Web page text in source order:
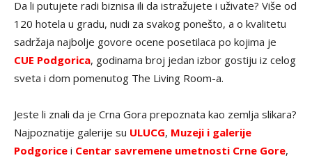
Da li putujete radi biznisa ili da istražujete i uživate? Više od
120 hotela u gradu, nudi za svakog ponešto, a o kvalitetu
sadržaja najbolje govore ocene posetilaca po kojima je
CUE Podgorica, godinama broj jedan izbor gostiju iz celog
sveta i dom pomenutog The Living Room-a.
Jeste li znali da je Crna Gora prepoznata kao zemlja slikara?
Najpoznatije galerije su ULUCG, Muzeji i galerije
Podgorice i Centar savremene umetnosti Crne Gore,